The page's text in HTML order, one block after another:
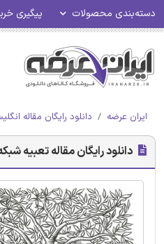
دسته‌بندی محصولات پیگیری
ایران عرضه دانلود رایگان مقاله
دانلود رایگان مقاله تعبیه